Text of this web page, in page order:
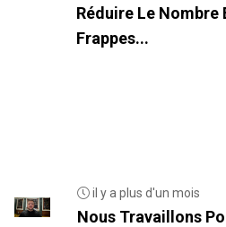
Réduire Le Nombre
Frappes...
il y a plus d'un mois
Nous Travaillons